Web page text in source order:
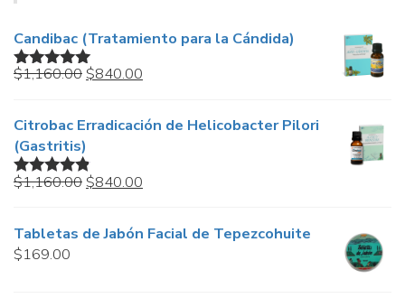
Candibac (Tratamiento para la Cándida)
Valorado en
$1,160.00Original
$1,160.00.
$840.00
is:
$840.00.
Citrobac Erradicación de Helicobacter Pilori
(Gastritis)
Valorado
$1,160.00Original
$1,160.00.
$840.00
$840.00.
Tabletas de Jabón Facial de Tepezcohuite
$169.00